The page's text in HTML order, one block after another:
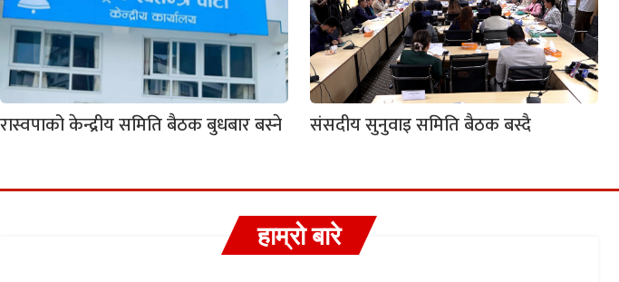
रास्वपाको केन्द्रीय समिति बैठक बुधबार बस्ने संसदीय सुनुवाइ समिति बैठक बस्दै
हाम्रो बारे